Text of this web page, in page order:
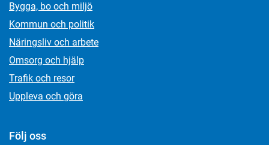
Bygga, bo och miljö
Kommun och politik
Näringsliv och arbete
Omsorg och hjälp
Trafik och resor
Uppleva och göra
Följ oss